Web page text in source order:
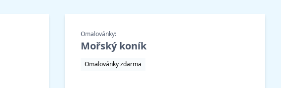
Omalovánky:
Mořský koník
Omalovánky zdarma